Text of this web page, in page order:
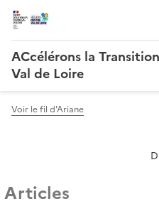
ACcélérons la
Val de Loire
Voir le fil d'Ariane
T
Articles